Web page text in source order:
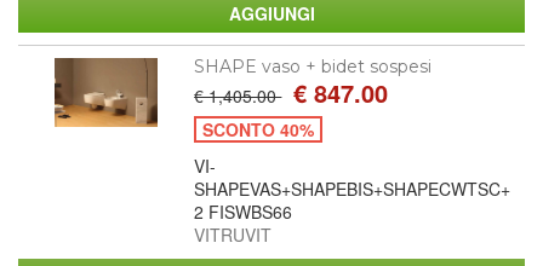
SHAPE vaso + bidet sospesi
€ 1,405.00 € 847.00
SCONTO 40%
VI-
SHAPEVAS+SHAPEBIS+SHAPECWTSC+
2 FISWBS66
VITRUVIT